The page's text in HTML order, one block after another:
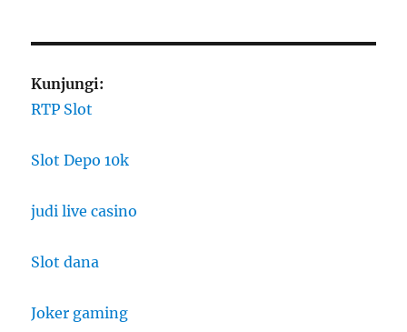
Kunjungi:
RTP Slot
Slot Depo 10k
judi live casino
Slot dana
Joker gaming